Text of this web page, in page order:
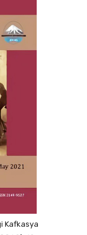
Kafkasya